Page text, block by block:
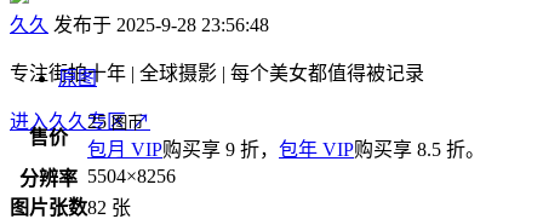
久久 发布于 2025-9-28 23:56:48
专注街拍十年 | 全球摄影 | 每个美女都值得被记录
进入久久专区↗
原图
售价
25图币
包月 VIP购买享 9 折， 包年 VIP购买享 8.5 折。
分辨率 5504×8256
图片张数82 张